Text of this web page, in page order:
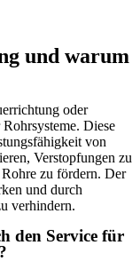
und warum
oder
Diese
von
Verstopfungen zu
zu fördern. Der
und durch
verhindern.
den Service für